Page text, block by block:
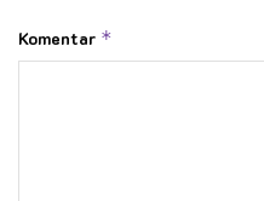
Komentar *